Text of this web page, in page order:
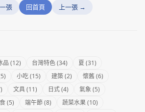
張 回首頁 上一張 →
品 (12) 台灣特色 (34)
夏 (31)
小吃 (15) 建築 (2)
懷舊 (6)
文具 (11) 日式 (4)
氣象 (5)
(5) 端午節 (8)
蔬菜水果 (10)